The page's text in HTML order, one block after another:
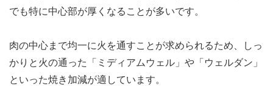
でも特に中心部が厚くなることが多いです。
肉の中心まで均一に火を通すことが求められるため、しっ
かりと火の通った「ミディアムウェル」や「ウェルダン」
といった焼き加減が適しています。